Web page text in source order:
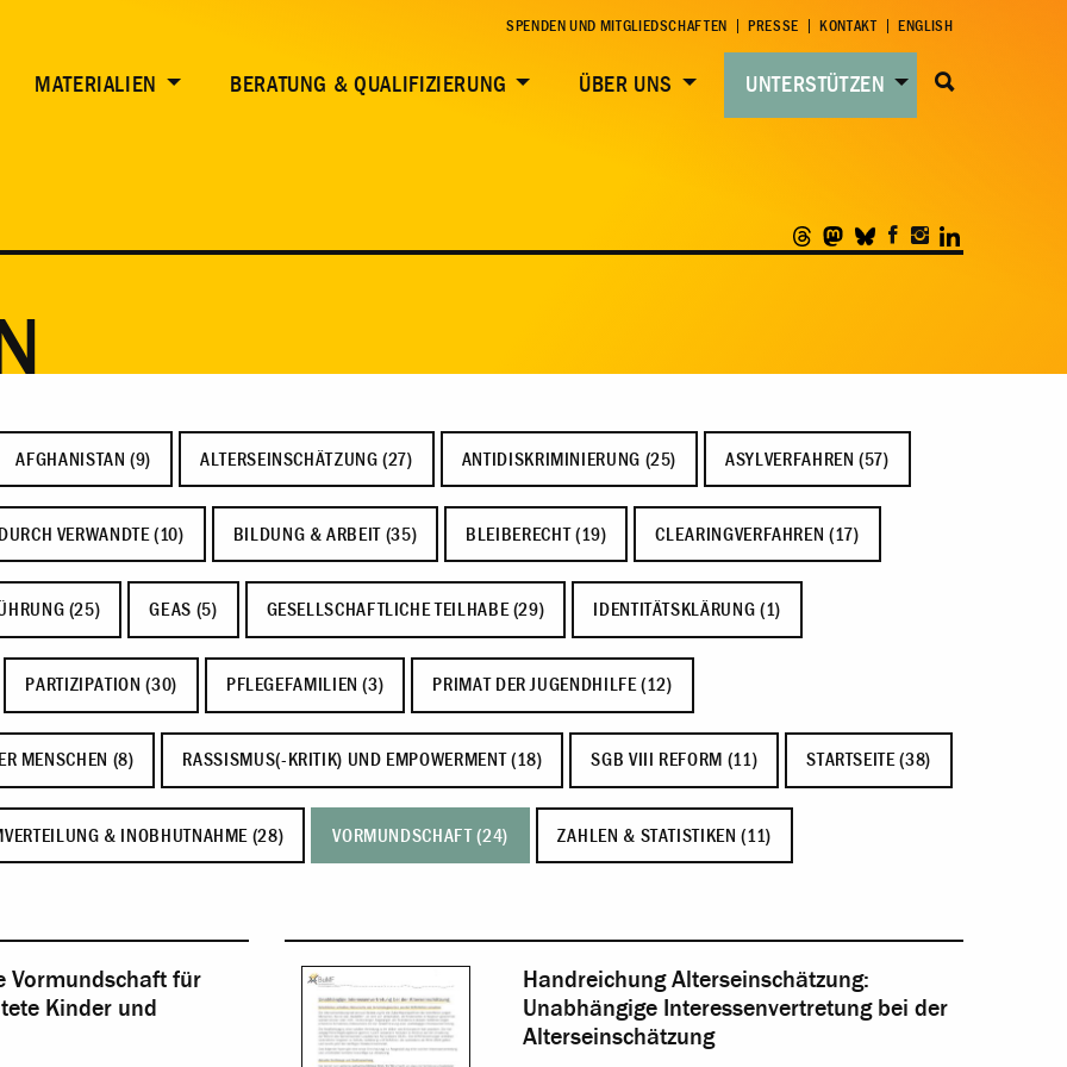
SPENDEN UND MITGLIEDSCHAFTEN PRESSE KONTAKT ENGLISH
MATERIALIEN BERATUNG & QUALIFIZIERUNG ÜBER UNS UNTERSTÜTZEN
AFGHANISTAN (9) ALTERSEINSCHÄTZUNG (27) ANTIDISKRIMINIERUNG (25) ASYLVERFAHREN (57)
VERWANDTE (10) BILDUNG & ARBEIT (35) BLEIBERECHT (19) CLEARINGVERFAHREN (17)
(25) GEAS (5) GESELLSCHAFTLICHE TEILHABE (29) IDENTITÄTSKLÄRUNG (1)
PARTIZIPATION (30) PFLEGEFAMILIEN (3) PRIMAT DER JUGENDHILFE (12)
MENSCHEN (8) RASSISMUS(-KRITIK) UND EMPOWERMENT (18) SGB VIII REFORM (11) STARTSEITE (38)
& INOBHUTNAHME (28) VORMUNDSCHAFT (24) ZAHLEN & STATISTIKEN (11)
Vormundschaft für
Kinder und
Handreichung Alterseinschätzung:
Unabhängige Interessenvertretung bei der
Alterseinschätzung